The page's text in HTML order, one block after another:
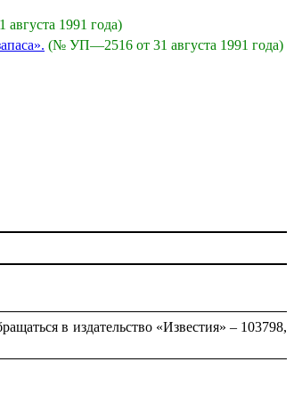
1991 года)
(№ УП—2516 от 31 августа 1991 года)
в издательство «Известия» – 103798,